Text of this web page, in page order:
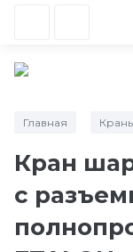
Главная
Кран
с